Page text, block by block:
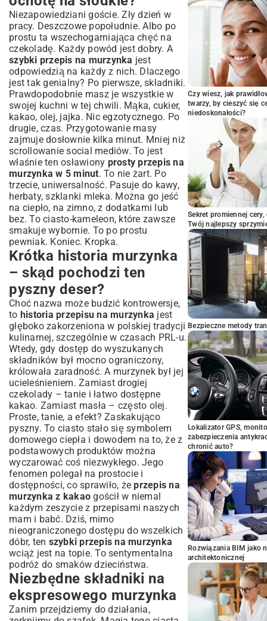
Sekrety wilgotnego i puszystego
murzynka
Rola masła i oleju w cieście
Temperatura pieczenia a struktura
murzynka
Przechowywanie – jak zachować
świeżość na dłużej?
Szybki murzynek na każdą okazję – od
codzienności po święta
Propozycje podania – z lodami, bitą
śmietaną czy kawą?
Inne szybkie wypieki, które warto znać
Podsumowanie: Twój nowy ulubiony
szybki przepis na murzynka
Niezapowiedziani goście. Zły dzień w
pracy. Deszczowe popołudnie. Albo po
prostu ta wszechogarniająca chęć na
czekoladę. Każdy powód jest dobry. A
szybki przepis na murzynka jest
odpowiedzią na każdy z nich. Dlaczego
jest tak genialny? Po pierwsze, składniki.
Prawdopodobnie masz je wszystkie w
swojej kuchni w tej chwili. Mąka, cukier,
kakao, olej, jajka. Nic egzotycznego. Po
drugie, czas. Przygotowanie masy
zajmuje dosłownie kilka minut. Mniej niż
scrollowanie social mediów. To jest
właśnie ten osławiony prosty przepis na
murzynka w 5 minut. To nie żart. Po
trzecie, uniwersalność. Pasuje do kawy,
herbaty, szklanki mleka. Można go jeść
na ciepło, na zimno, z dodatkami lub
bez. To ciasto-kameleon, które zawsze
smakuje wybornie. To po prostu
pewniak. Koniec. Kropka.
Krótka historia murzynka
– skąd pochodzi ten
pyszny deser?
Choć nazwa może budzić kontrowersje,
to historia przepisu na murzynka jest
głęboko zakorzeniona w polskiej tradycji
kulinarnej, szczególnie w czasach PRL-u.
Wtedy, gdy dostęp do wyszukanych
składników był mocno ograniczony,
królowała zaradność. A murzynek był jej
ucieleśnieniem. Zamiast drogiej
czekolady – tanie i łatwo dostępne
kakao. Zamiast masła – często olej.
Proste, tanie, a efekt? Zaskakująco
pyszny. To ciasto stało się symbolem
domowego ciepła i dowodem na to, że z
podstawowych produktów można
wyczarować coś niezwykłego. Jego
fenomen polegał na prostocie i
dostępności, co sprawiło, żeprzepis na
murzynka z kakao gościł w niemal
każdym zeszycie z przepisami naszych
mam i babć. Dziś, mimo
nieograniczonego dostępu do wszelkich
dóbr, ten szybki przepis na murzynka
wciąż jest na topie. To sentymentalna
podróż do smaków dzieciństwa.
Niezbędne składniki na
ekspresowego murzynka
Zanim przejdziemy do działania,
Czy wiesz, jak
twarzy, by cieszyć się
niedoskonałości?
Sekret promiennej
Twój najlepszy
Bezpieczne metody
Lokalizator GPS,
zabezpieczenia
chronić auto?
Rozwiązania BIM jako
architektonicznej